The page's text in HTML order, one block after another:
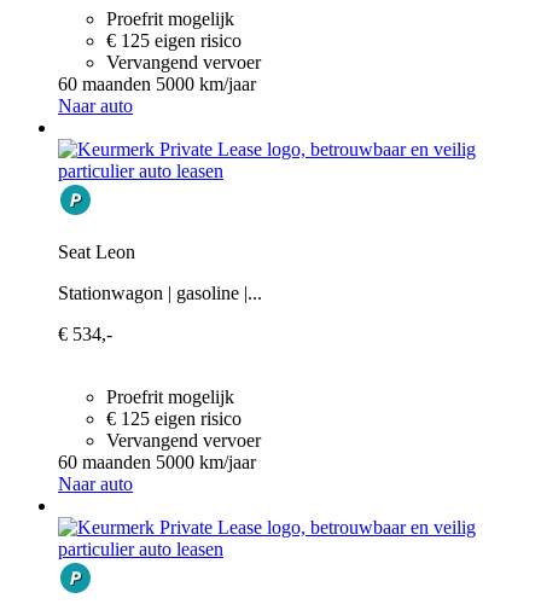
Proefrit mogelijk
€ 125 eigen risico
Vervangend vervoer
60 maanden 5000 km/jaar
Naar auto
Seat Leon
Stationwagon | gasoline |...
€ 534,-
Proefrit mogelijk
€ 125 eigen risico
Vervangend vervoer
60 maanden 5000 km/jaar
Naar auto